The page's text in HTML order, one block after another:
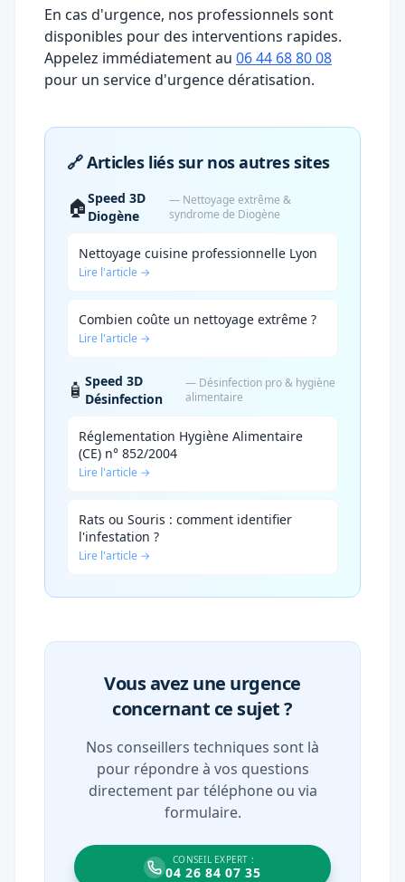
En cas d'urgence, nos professionnels sont
disponibles pour des interventions rapides.
Appelez immédiatement au 06 44 68 80 08
pour un service d'urgence dératisation.
🔗 Articles liés sur nos autres sites
🏠Speed 3D
Diogène
— Nettoyage extrême &
syndrome de Diogène
Nettoyage cuisine professionnelle Lyon
Lire l'article →
Combien coûte un nettoyage extrême ?
Lire l'article →
🧴 Speed 3D
Désinfection
— Désinfection pro & hygiène
alimentaire
Réglementation Hygiène Alimentaire
(CE) n° 852/2004
Lire l'article →
Rats ou Souris : comment identifier
l'infestation ?
Lire l'article →
Vous avez une urgence
concernant ce sujet ?
Nos conseillers techniques sont là
pour répondre à vos questions
directement par téléphone ou via
formulaire.
CONSEIL EXPERT :
04 26 84 07 35